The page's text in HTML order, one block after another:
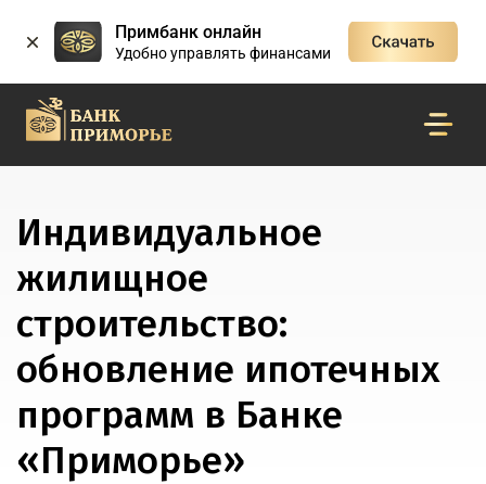
Примбанк онлайн
Удобно управлять финансами
Индивидуальное
жилищное
строительство:
обновление ипотечных
программ в Банке
«Приморье»